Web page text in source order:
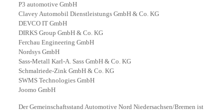
P3 automotive GmbH
Clavey Automobil Dienstleistungs GmbH & Co. KG
DEVCO IT GmbH
DIRKS Group GmbH & Co. KG
Ferchau Engineering GmbH
Nordsys GmbH
Sass-Metall Karl-A. Sass GmbH & Co. KG
Schmalriede-Zink GmbH & Co. KG
SWMS Technologies GmbH
Joomo GmbH
Der Gemeinschaftsstand Automotive Nord Niedersachsen/Bremen ist